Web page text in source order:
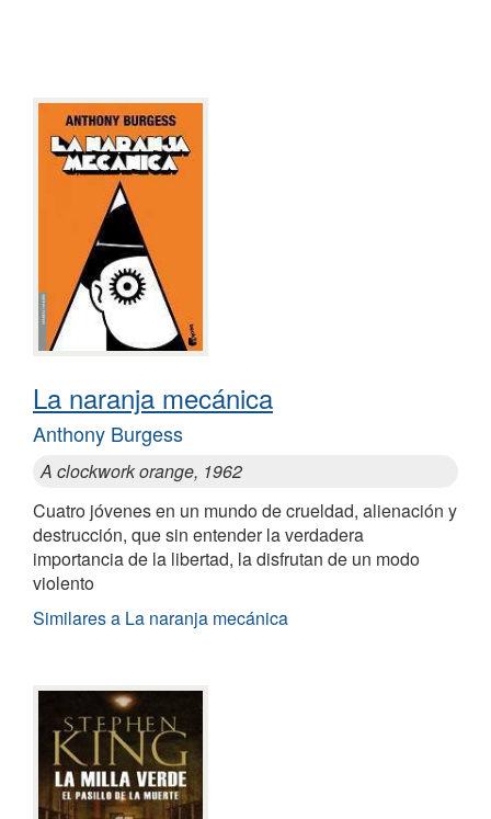
La naranja mecánica
Anthony Burgess
A clockwork orange, 1962
Cuatro jóvenes en un mundo de crueldad, alienación y
destrucción, que sin entender la verdadera
importancia de la libertad, la disfrutan de un modo
violento
Similares a La naranja mecánica